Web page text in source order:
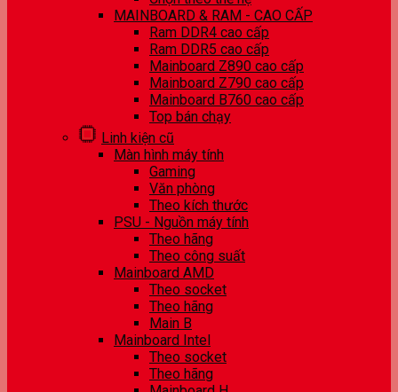
MAINBOARD & RAM - CAO CẤP
Ram DDR4 cao cấp
Ram DDR5 cao cấp
Mainboard Z890 cao cấp
Mainboard Z790 cao cấp
Mainboard B760 cao cấp
Top bán chạy
Linh kiện cũ
Màn hình máy tính
Gaming
Văn phòng
Theo kích thước
PSU - Nguồn máy tính
Theo hãng
Theo công suất
Mainboard AMD
Theo socket
Theo hãng
Main B
Mainboard Intel
Theo socket
Theo hãng